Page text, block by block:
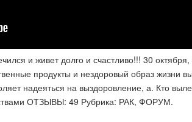
и живет долго и счастливо!!! 30
продукты и нездоровый образ жизни
надеяться на выздоровление, а. Кто
ОТЗЫВЫ: 49 Рубрика: РАК, ФОРУМ.